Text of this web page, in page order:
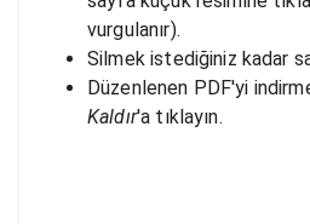
vurgulanır).
Silmek istediğiniz kadar
Düzenlenen PDF'yi
Kaldır'a tıklayın.